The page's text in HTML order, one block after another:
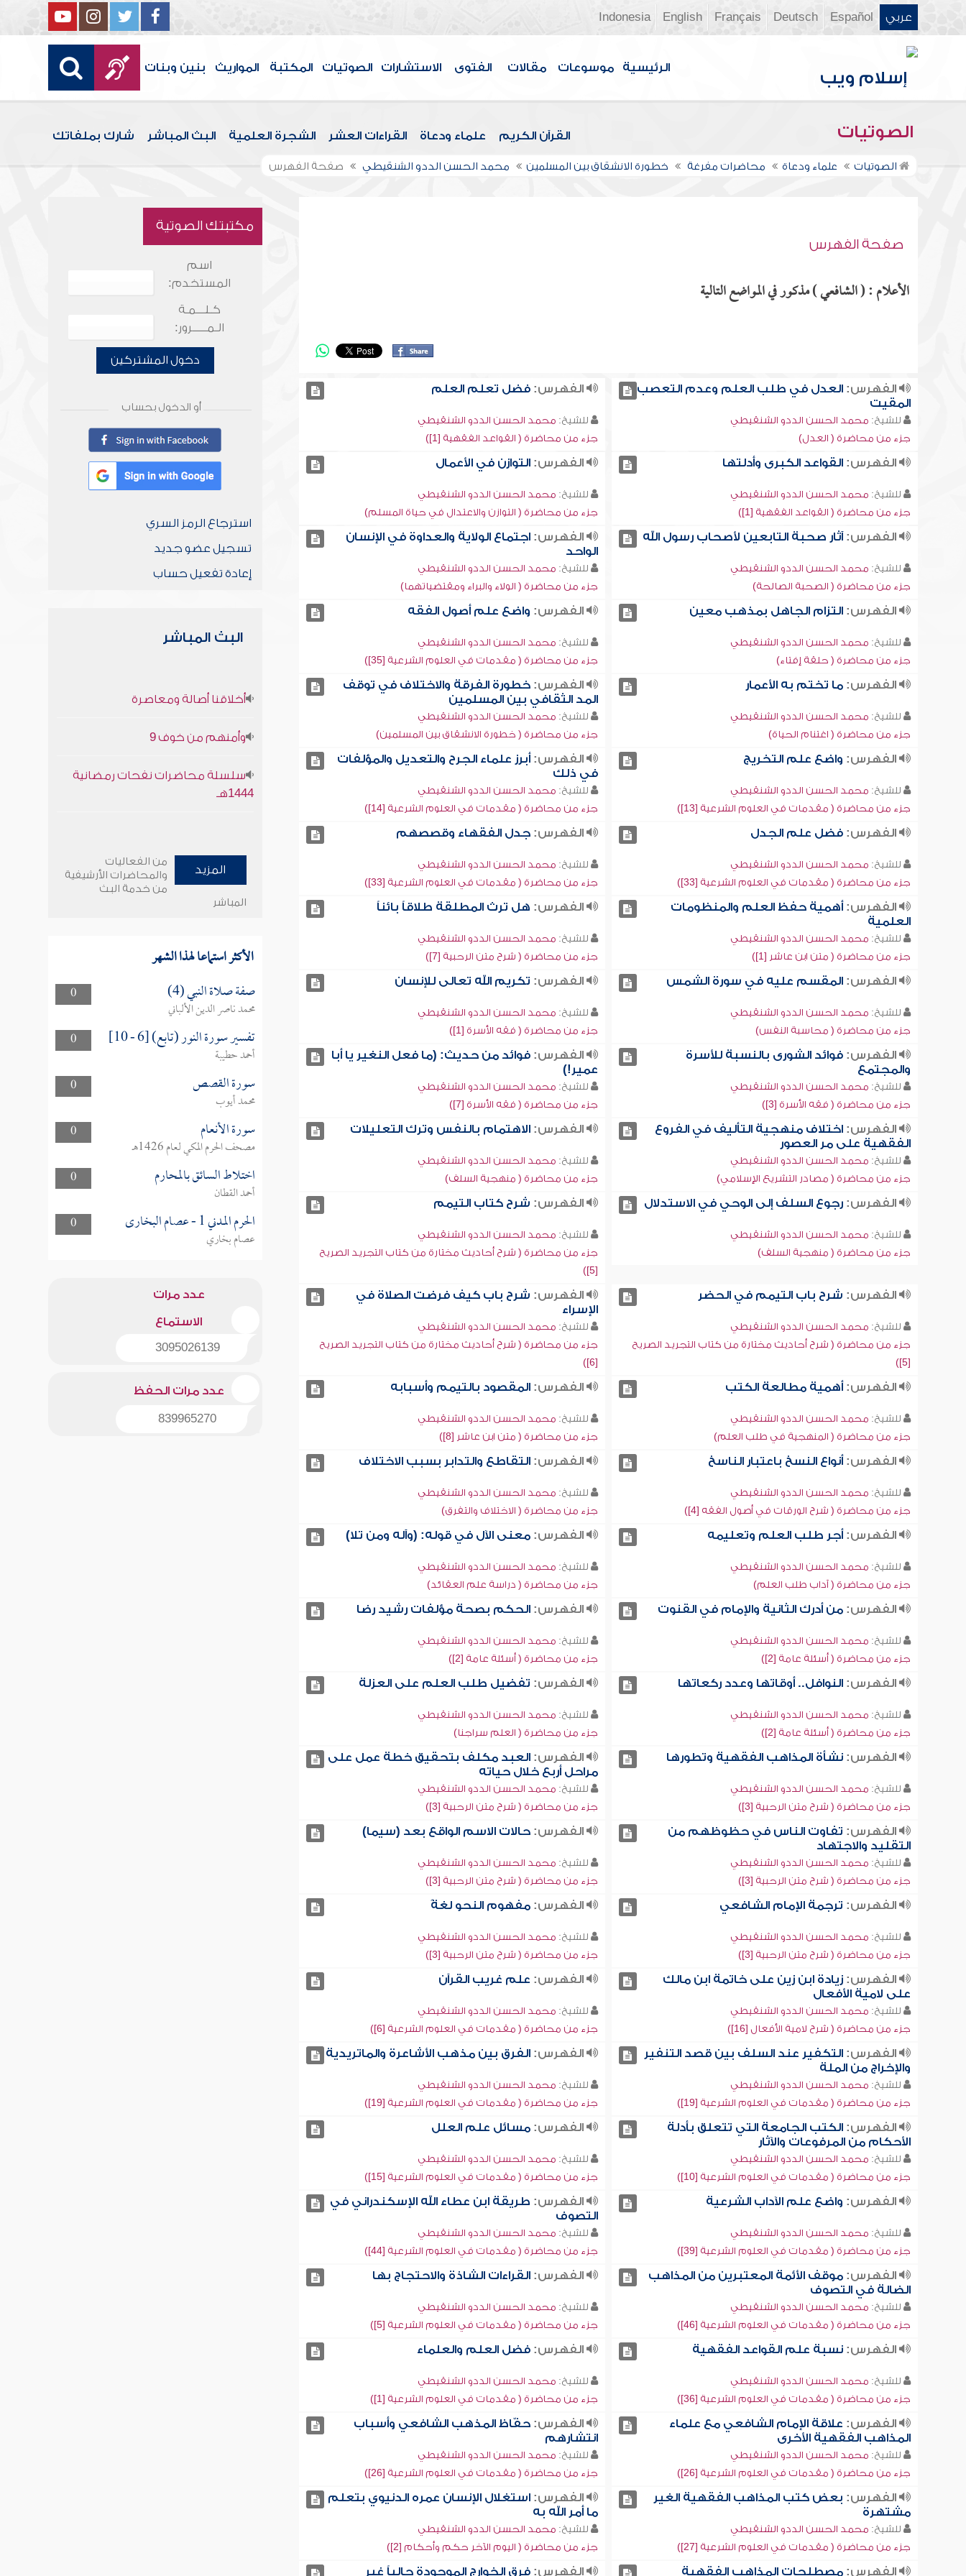
عربي Español
Deutsch
Français
English
Indonesia
الرئيسية موسوعات مقالات الفتوى الاستشارات الصوتيات المكتبة المواريث بنين وبنات
الصوتيات القرآن الكريم علماء ودعاة القراءات العشر الشجرة العلمية البث المباشر شارك بملفاتك
الصوتيات علماء ودعاة محاضرات مفرغة خطورة الانشقاق بين المسلمين محمد الحسن الددو الشنقيطي صفحة الفهرس
صفحة الفهرس
الأعلام : ( الشافعي ) مذكور في المواضع التالية
الفهرس:العدل في طلب العلم وعدم التعصب
المقيت
للشيخ: محمد الحسن الددو الشنقيطي
جزء من محاضرة ( العدل)
الفهرس: فضل تعلم العلم
للشيخ: محمد الحسن الددو الشنقيطي
جزء من محاضرة ( القواعد الفقهية [1])
الفهرس:القواعد الكبرى وأدلتها
للشيخ: محمد الحسن الددو الشنقيطي
جزء من محاضرة ( القواعد الفقهية [1])
الفهرس: التوازن في الأعمال
للشيخ: محمد الحسن الددو الشنقيطي
جزء من محاضرة ( التوازن والاعتدال في حياة المسلم)
الفهرس:آثار صحبة التابعين لأصحاب رسول الله
للشيخ: محمد الحسن الددو الشنقيطي
جزء من محاضرة ( الصحبة الصالحة)
الفهرس: اجتماع الولاية والعداوة في الإنسان
الواحد
للشيخ: محمد الحسن الددو الشنقيطي
جزء من محاضرة ( الولاء والبراء ومقتضياتهما)
الفهرس:التزام الجاهل بمذهب معين
للشيخ: محمد الحسن الددو الشنقيطي
جزء من محاضرة ( حلقة إفتاء)
الفهرس: واضع علم أصول الفقه
للشيخ: محمد الحسن الددو الشنقيطي
جزء من محاضرة ( مقدمات في العلوم الشرعية [35])
الفهرس:ما تختم به الأعمار
للشيخ: محمد الحسن الددو الشنقيطي
جزء من محاضرة ( اغتنام الحياة)
الفهرس: خطورة الفرقة والاختلاف في توقف
المد الثقافي بين المسلمين
للشيخ: محمد الحسن الددو الشنقيطي
جزء من محاضرة ( خطورة الانشقاق بين المسلمين)
الفهرس: واضع علم التخريج
للشيخ: محمد الحسن الددو الشنقيطي
جزء من محاضرة ( مقدمات في العلوم الشرعية [13])
الفهرس: أبرز علماء الجرح والتعديل والمؤلفات
في ذلك
للشيخ: محمد الحسن الددو الشنقيطي
جزء من محاضرة ( مقدمات في العلوم الشرعية [14])
الفهرس:فضل علم الجدل
للشيخ: محمد الحسن الددو الشنقيطي
جزء من محاضرة ( مقدمات في العلوم الشرعية [33])
الفهرس: جدل الفقهاء وقصصهم
للشيخ: محمد الحسن الددو الشنقيطي
جزء من محاضرة ( مقدمات في العلوم الشرعية [33])
الفهرس:أهمية حفظ العلم والمنظومات
العلمية
للشيخ: محمد الحسن الددو الشنقيطي
جزء من محاضرة ( متن ابن عاشر [1])
الفهرس: هل ترث المطلقة طلاقاً بائناً
للشيخ: محمد الحسن الددو الشنقيطي
جزء من محاضرة ( شرح متن الرحبية [7])
الفهرس:المقسم عليه في سورة الشمس
للشيخ: محمد الحسن الددو الشنقيطي
جزء من محاضرة ( محاسبة النفس)
الفهرس: تكريم الله تعالى للإنسان
للشيخ: محمد الحسن الددو الشنقيطي
جزء من محاضرة ( فقه الأسرة [1])
الفهرس:فوائد الشورى بالنسبة للأسرة
والمجتمع
للشيخ: محمد الحسن الددو الشنقيطي
جزء من محاضرة ( فقه الأسرة [3])
الفهرس: فوائد من حديث: (ما فعل النغير يا أبا
عمير!)
للشيخ: محمد الحسن الددو الشنقيطي
جزء من محاضرة ( فقه الأسرة [7])
الفهرس:اختلاف منهجية التأليف في الفروع
الفقهية على مر العصور
للشيخ: محمد الحسن الددو الشنقيطي
جزء من محاضرة ( مصادر التشريع الإسلامي)
الفهرس: الاهتمام بالنفس وترك التعليلات
للشيخ: محمد الحسن الددو الشنقيطي
جزء من محاضرة ( منهجية السلف)
الفهرس:رجوع السلف إلى الوحي في الاستدلال
للشيخ: محمد الحسن الددو الشنقيطي
جزء من محاضرة ( منهجية السلف)
الفهرس: شرح كتاب التيمم
للشيخ: محمد الحسن الددو الشنقيطي
جزء من محاضرة ( شرح أحاديث مختارة من كتاب التجريد الصريح
[5])
الفهرس: شرح باب التيمم في الحضر
للشيخ: محمد الحسن الددو الشنقيطي
جزء من محاضرة ( شرح أحاديث مختارة من كتاب التجريد الصريح
[5])
الفهرس: شرح باب كيف فرضت الصلاة في
الإسراء
للشيخ: محمد الحسن الددو الشنقيطي
جزء من محاضرة ( شرح أحاديث مختارة من كتاب التجريد الصريح
[6])
الفهرس:أهمية مطالعة الكتب
للشيخ: محمد الحسن الددو الشنقيطي
جزء من محاضرة ( المنهجية في طلب العلم)
الفهرس: المقصود بالتيمم وأسبابه
للشيخ: محمد الحسن الددو الشنقيطي
جزء من محاضرة ( متن ابن عاشر [8])
الفهرس:أنواع النسخ باعتبار الناسخ
للشيخ: محمد الحسن الددو الشنقيطي
جزء من محاضرة ( شرح الورقات في أصول الفقه [4])
الفهرس: التقاطع والتدابر بسبب الاختلاف
للشيخ: محمد الحسن الددو الشنقيطي
جزء من محاضرة ( الاختلاف والتفرق)
الفهرس:أجر طلب العلم وتعليمه
للشيخ: محمد الحسن الددو الشنقيطي
جزء من محاضرة ( آداب طلب العلم)
الفهرس: معنى الآل في قوله: (وآله ومن تلا)
للشيخ: محمد الحسن الددو الشنقيطي
جزء من محاضرة ( دراسة علم العقائد)
الفهرس:من أدرك الثانية والإمام في القنوت
للشيخ: محمد الحسن الددو الشنقيطي
جزء من محاضرة ( أسئلة عامة [2])
الفهرس: الحكم بصحة مؤلفات رشيد رضا
للشيخ: محمد الحسن الددو الشنقيطي
جزء من محاضرة ( أسئلة عامة [2])
الفهرس:النوافل.. أوقاتها وعدد ركعاتها
للشيخ: محمد الحسن الددو الشنقيطي
جزء من محاضرة ( أسئلة عامة [2])
الفهرس: تفضيل طلب العلم على العزلة
للشيخ: محمد الحسن الددو الشنقيطي
جزء من محاضرة ( العلم سراجنا)
الفهرس:نشأة المذاهب الفقهية وتطورها
للشيخ: محمد الحسن الددو الشنقيطي
جزء من محاضرة ( شرح متن الرحبية [3])
الفهرس: العبد مكلف بتحقيق خطة عمل على
مراحل أربع خلال حياته
للشيخ: محمد الحسن الددو الشنقيطي
جزء من محاضرة ( شرح متن الرحبية [3])
الفهرس: تفاوت الناس في حظوظهم من
التقليد والاجتهاد
للشيخ: محمد الحسن الددو الشنقيطي
جزء من محاضرة ( شرح متن الرحبية [3])
الفهرس: حالات الاسم الواقع بعد (سيما)
للشيخ: محمد الحسن الددو الشنقيطي
جزء من محاضرة ( شرح متن الرحبية [3])
الفهرس: ترجمة الإمام الشافعي
للشيخ: محمد الحسن الددو الشنقيطي
جزء من محاضرة ( شرح متن الرحبية [3])
الفهرس: مفهوم النحو لغةً
للشيخ: محمد الحسن الددو الشنقيطي
جزء من محاضرة ( شرح متن الرحبية [3])
الفهرس:زيادة ابن زين على خاتمة ابن مالك
على لامية الأفعال
للشيخ: محمد الحسن الددو الشنقيطي
جزء من محاضرة ( شرح لامية الأفعال [16])
الفهرس: علم غريب القرآن
للشيخ: محمد الحسن الددو الشنقيطي
جزء من محاضرة ( مقدمات في العلوم الشرعية [6])
الفهرس:التكفير عند السلف بين قصد التنفير
والإخراج من الملة
للشيخ: محمد الحسن الددو الشنقيطي
جزء من محاضرة ( مقدمات في العلوم الشرعية [19])
الفهرس: الفرق بين مذهب الأشاعرة والماتريدية
للشيخ: محمد الحسن الددو الشنقيطي
جزء من محاضرة ( مقدمات في العلوم الشرعية [19])
الفهرس:الكتب الجامعة التي تتعلق بأدلة
الأحكام من المرفوعات والآثار
للشيخ: محمد الحسن الددو الشنقيطي
جزء من محاضرة ( مقدمات في العلوم الشرعية [10])
الفهرس: مسائل علم العلل
للشيخ: محمد الحسن الددو الشنقيطي
جزء من محاضرة ( مقدمات في العلوم الشرعية [15])
الفهرس: واضع علم الآداب الشرعية
للشيخ: محمد الحسن الددو الشنقيطي
جزء من محاضرة ( مقدمات في العلوم الشرعية [39])
الفهرس: طريقة ابن عطاء الله الإسكندراني في
التصوف
للشيخ: محمد الحسن الددو الشنقيطي
جزء من محاضرة ( مقدمات في العلوم الشرعية [44])
الفهرس:موقف الأئمة المعتبرين من المذاهب
الضالة في التصوف
للشيخ: محمد الحسن الددو الشنقيطي
جزء من محاضرة ( مقدمات في العلوم الشرعية [46])
الفهرس: القراءات الشاذة والاحتجاج بها
للشيخ: محمد الحسن الددو الشنقيطي
جزء من محاضرة ( مقدمات في العلوم الشرعية [5])
الفهرس:نسبة علم القواعد الفقهية
للشيخ: محمد الحسن الددو الشنقيطي
جزء من محاضرة ( مقدمات في العلوم الشرعية [36])
الفهرس: فضل العلم والعلماء
للشيخ: محمد الحسن الددو الشنقيطي
جزء من محاضرة ( مقدمات في العلوم الشرعية [1])
الفهرس: علاقة الإمام الشافعي مع علماء
المذاهب الفقهية الأخرى
للشيخ: محمد الحسن الددو الشنقيطي
جزء من محاضرة ( مقدمات في العلوم الشرعية [26])
الفهرس: حفّاظ المذهب الشافعي وأسباب
انتشارهم
للشيخ: محمد الحسن الددو الشنقيطي
جزء من محاضرة ( مقدمات في العلوم الشرعية [26])
الفهرس: بعض كتب المذاهب الفقهية الغير
مشتهرة
للشيخ: محمد الحسن الددو الشنقيطي
جزء من محاضرة ( مقدمات في العلوم الشرعية [27])
الفهرس: استغلال الإنسان عمره الدنيوي بتعلم
ما أمر الله به
للشيخ: محمد الحسن الددو الشنقيطي
جزء من محاضرة ( اليوم الآخر حكم وأحكام [2])
الفهرس:مصطلحات المذاهب الفقهية الفهرس: فرق الخوارج الموجودة حالياً غير
مكتبتك الصوتية
اسم
المستخدم:
كـلـــمـة
الـمـــــرور:
دخول المشتركين
أو الدخول بحساب
استرجاع الرمز السري
تسجيل عضو جديد
إعادة تفعيل حساب
البث المباشر
أخلاقنا أصالة ومعاصرة
وأمنهم من خوف 9
سلسلة محاضرات نفحات رمضانية
1444هـ
المزيد
من الفعاليات
والمحاضرات الأرشيفية
من خدمة البث
المباشر
الأكثر استماعا لهذا الشهر
0 صفة صلاة النبي (4)
محمد ناصر الدين الألباني
0
تفسير سورة النور (تابع) [6 - 10]
أحمد حطيبة
0
سورة القصص
محمد أيوب
0
سورة الأنعام
مصحف الحرم المكي لعام 1426هـ
0
اختلاط السائق بالمحارم
أحمد القطان
0
الحرم المدني 1 - عصام البخارى
عصام بخاري
عدد مرات
الاستماع
3095026139
عدد مرات الحفظ
839965270